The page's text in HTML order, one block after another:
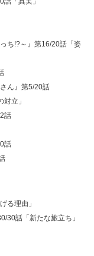
ち!?～』第16/20話「姿
ん』第5/20話
立」
話
話
る理由」
30話「新たな旅立ち」